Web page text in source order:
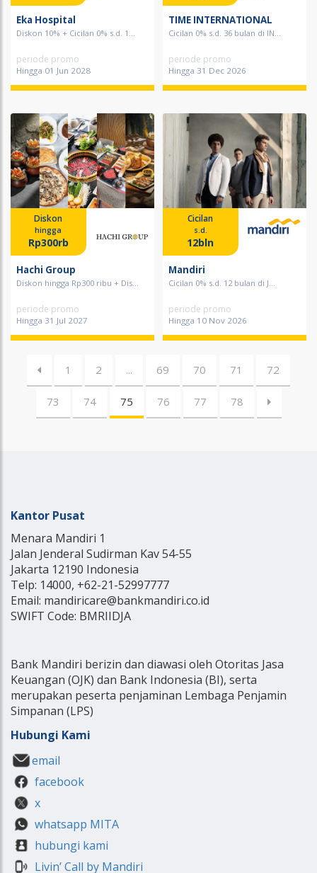
Eka Hospital
Diskon 10% + Cicilan 0% s.d. 1...
periode promo
Hingga 01 Jun 2028
TIME INTERNATIONAL
Cicilan 0% s.d. 36 bulan di IN...
periode promo
Hingga 31 Dec 2026
Diskon
hingga
Rp300rb
Hachi Group
Diskon hingga Rp300 ribu + Dis...
periode promo
Hingga 31 Jul 2027
Cicilan
s.d.
12bln
Mandiri
Cicilan 0% s.d. 12 bulan di J...
periode promo
Hingga 10 Nov 2026
1 2 ... 69 70 71 72
73 74 75 76 77 78
Kantor Pusat
Menara Mandiri 1
Jalan Jenderal Sudirman Kav 54-55
Jakarta 12190 Indonesia
Telp: 14000, +62-21-52997777
Email: mandiricare@bankmandiri.co.id
SWIFT Code: BMRIIDJA
Bank Mandiri berizin dan diawasi oleh Otoritas Jasa
Keuangan (OJK) dan Bank Indonesia (BI), serta
merupakan peserta penjaminan Lembaga Penjamin
Simpanan (LPS)
Hubungi Kami
email
facebook
x
whatsapp MITA
hubungi kami
Livin’ Call by Mandiri